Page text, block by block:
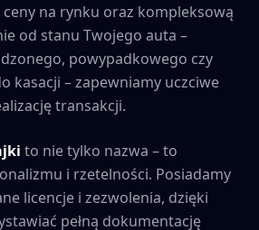
na rynku oraz kompleksową
od stanu Twojego auta –
powypadkowego czy
kasacji – zapewniamy uczciwe
transakcji.
to nie tylko nazwa – to
i rzetelności. Posiadamy
licencje i zezwolenia, dzięki
pełną dokumentację